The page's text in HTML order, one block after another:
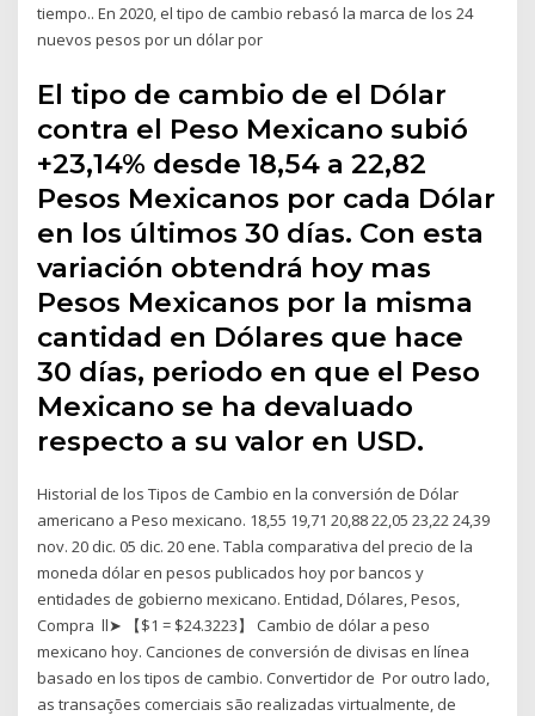
tiempo.​. En 2020, el tipo de cambio rebasó la marca de los 24
nuevos pesos por un dólar por
El tipo de cambio de el Dólar
contra el Peso Mexicano subió
+23,14% desde 18,54 a 22,82
Pesos Mexicanos por cada Dólar
en los últimos 30 días. Con esta
variación obtendrá hoy mas
Pesos Mexicanos por la misma
cantidad en Dólares que hace
30 días, periodo en que el Peso
Mexicano se ha devaluado
respecto a su valor en USD.
Historial de los Tipos de Cambio en la conversión de Dólar
americano a Peso mexicano. 18,55 19,71 20,88 22,05 23,22 24,39
nov. 20 dic. 05 dic. 20 ene. Tabla comparativa del precio de la
moneda dólar en pesos publicados hoy por bancos y
entidades de gobierno mexicano. Entidad, Dólares, Pesos,
Compra ll➤ 【$1 = $24.3223】 Cambio de dólar a peso
mexicano hoy. Canciones de conversión de divisas en línea
basado en los tipos de cambio. Convertidor de Por outro lado,
as transações comerciais são realizadas virtualmente, de